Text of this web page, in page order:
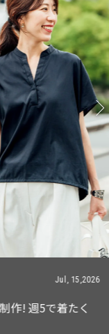
Jul, 15,2026
作! 週5で着たく